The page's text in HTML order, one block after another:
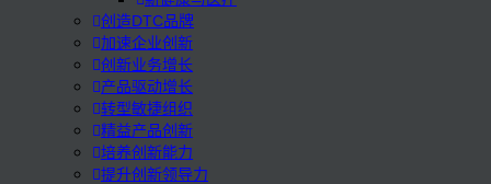
创造DTC品牌
加速企业创新
创新业务增长
产品驱动增长
转型敏捷组织
精益产品创新
培养创新能力
提升创新领导力